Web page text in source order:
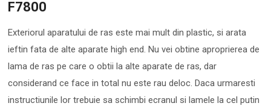
F7800
Exteriorul aparatului de ras este mai mult din plastic, si arata
ieftin fata de alte aparate high end. Nu vei obtine aproprierea de
lama de ras pe care o obtii la alte aparate de ras, dar
considerand ce face in total nu este rau deloc. Daca urmaresti
instructiunile lor trebuie sa schimbi ecranul si lamele la cel putin